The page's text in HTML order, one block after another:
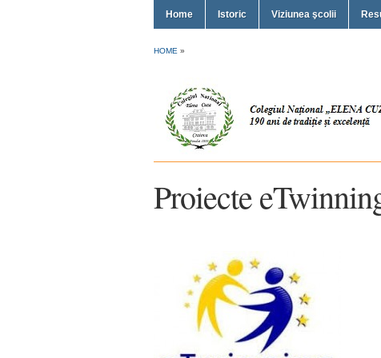
Home Istoric Viziunea şcolii
HOME »
Proiecte